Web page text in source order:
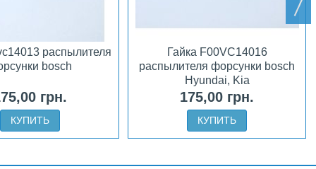
распылителя
bosch
грн.
КУПИТЬ
Гайка F00VC14016
распылителя форсунки bosch
Hyundai, Kia
175,00 грн.
КУПИТЬ